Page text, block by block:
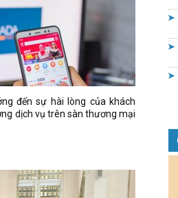
lý
nhà
nước
đến sự hài lòng của khách
dịch vụ trên sàn thương mại